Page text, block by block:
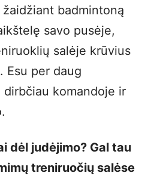
badmintoną
savo pusėje,
salėje krūvius
Esu per daug
dirbčiau komandoje ir
dėl judėjimo? Gal tau
treniruočių salėse